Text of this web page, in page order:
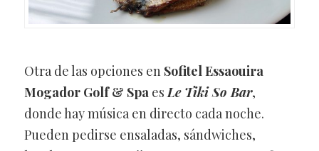
Otra de las opciones en Sofitel Essaouira
Mogador Golf & SpaesLe Tiki So Bar,
donde hay música en directo cada noche.
Pueden pedirse ensaladas, sándwiches,